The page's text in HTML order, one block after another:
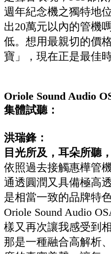
週年紀念機之獨特地
出20萬元以內的管機
低。想用最親切的價
寶」，現在正是最佳時
Oriole Sound Audio
集體試聽：
洪瑞鋒：
目光所及，耳朵所聽
依照過去接觸惠樺管
通透圓潤又具備極高
是相當一致的品牌特
Oriole Sound Audio
樣又再次讓我感受到
那是一種融合高解析